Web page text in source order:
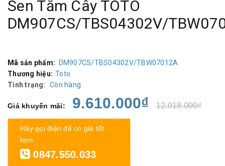
Sen Tắm Cây TOTO
DM907CS/TBS04302V/
Mã sản phẩm:
DM907CS/TBS04302V/TBW07012A
Thương hiệu: Toto
Tình trạng: Còn hàng
Giá khuyến mãi: 9.610.000₫ 12.018.000₫
Hãy gọi điện để có giá tốt
hơn
0847.550.033